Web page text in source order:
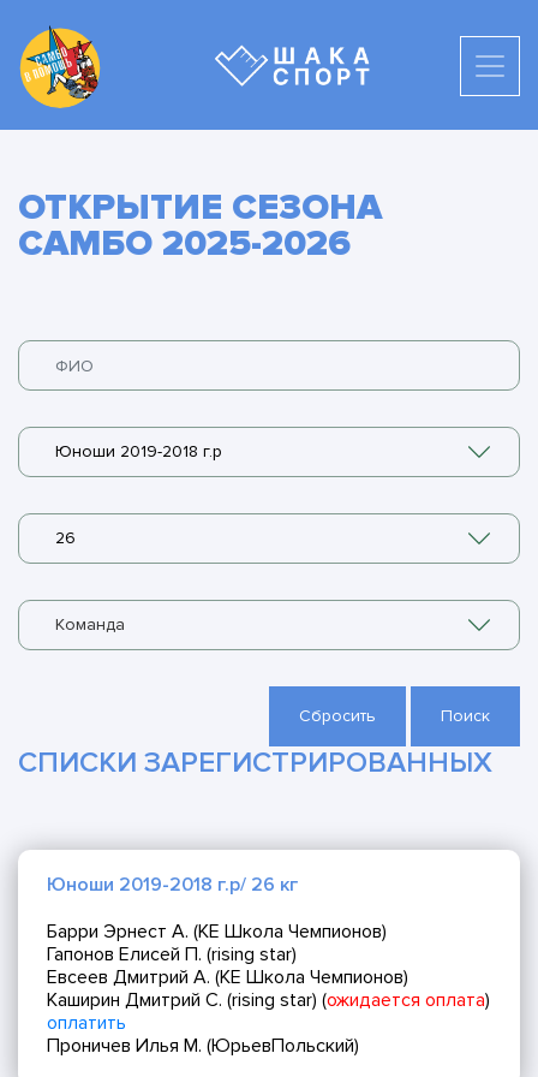
ОТКРЫТИЕ СЕЗОНА
САМБО 2025-2026
Юноши 2019-2018 г.р
26
Команда
Сбросить Поиск
СПИСКИ ЗАРЕГИСТРИРОВАННЫХ
Юноши 2019-2018 г.р/ 26 кг
Барри Эрнест А. (КЕ Школа Чемпионов)
Гапонов Елисей П. (rising star)
Евсеев Дмитрий А. (КЕ Школа Чемпионов)
Каширин Дмитрий С. (rising star) (ожидается оплата)
оплатить
Проничев Илья М. (ЮрьевПольский)